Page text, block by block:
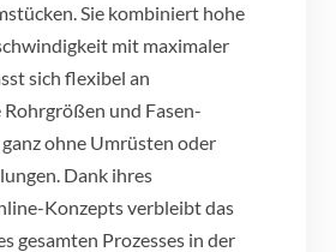
Sie kombiniert hohe
mit maximaler
sich flexibel an
und Fasen-
ohne Umrüsten oder
Dank ihres
Konzepts verbleibt das
gesamten Prozesses in der